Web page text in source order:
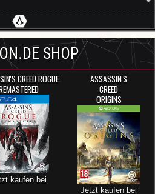
SHOP
CREED ROGUE
kaufen bei
ASSASSIN'S
CREED
ORIGINS
Jetzt kaufen bei